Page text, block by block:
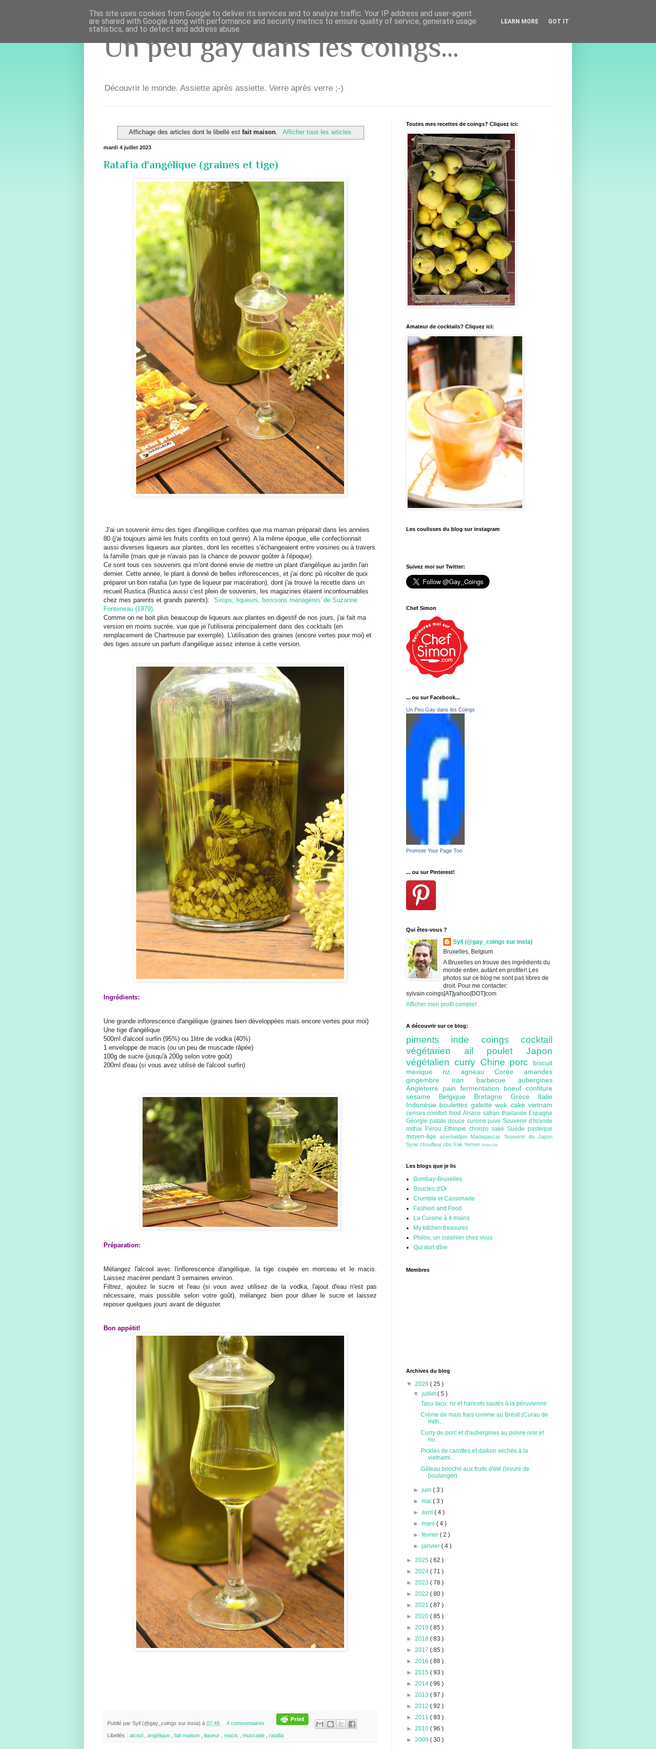
Un peu gay dans les coings...
Découvrir le monde. Assiette après assiette. Verre après verre ;-)
Affichage des articles dont le libellé estfait maison. Afficher tous les articles
mardi 4 juillet 2023
Ratafia d'angélique (graines et tige)
J'ai un souvenir ému des tiges d'angélique confites que ma maman préparait dans les années
80 (j'ai toujours aimé les fruits confits en tout genre). A la même époque, elle confectionnait
aussi diverses liqueurs aux plantes, dont les recettes s'échangeaient entre voisines ou à travers
la famille (mais que je n'avais pas la chance de pouvoir goûter à l'époque).
Ce sont tous ces souvenirs qui m'ont donné envie de mettre un plant d'angélique au jardin l'an
dernier. Cette année, le plant à donné de belles inflorescences, et j'ai donc pû récolter de quoi
préparer un bon ratafia (un type de liqueur par macération), dont j'ai trouvé la recette dans un
recueil Rustica (Rustica aussi c'est plein de souvenirs, les magazines étaient incontournables
chez mes parents et grands parents): 'Sirops, liqueurs, boissons ménagères' de Suzanne
Fonteneau (1979)
Comme on ne boit plus beaucoup de liqueurs aux plantes en digestif de nos jours, j'ai fait ma
version en moins sucrée, vue que je l'utiliserai principalement dans des cocktails (en
remplacement de Chartreuse par exemple). L'utilisation des graines (encore vertes pour moi) et
des tiges assure un parfum d'angélique assez intense à cette version.
Ingrédients:
Une grande inflorescence d'angélique (graines bien développées mais encore vertes pour moi)
Une tige d'angélique
500ml d'alcool surfin (95%) ou 1litre de vodka (40%)
1 enveloppe de macis (ou un peu de muscade râpée)
100g de sucre (jusqu'à 200g selon votre goût)
200ml d'eau (si vous avez utilisé de l'alcool surfin)
Préparation:
Mélangez l'alcool avec l'inflorescence d'angélique, la tige coupée en morceau et le macis.
Laissez macérer pendant 3 semaines environ.
Filtrez, ajoutez le sucre et l'eau (si vous avez utilisez de la vodka, l'ajout d'eau n'est pas
nécessaire, mais possible selon votre goût), mélangez bien pour diluer le sucre et laissez
reposer quelques jours avant de déguster.
Bon appétit!
Publié par Syll (@gay_coings sur insta) à 07:48 4 commentaires
Libellés : alcool angélique fait maison liqueur macis muscade ratafia
Toutes mes recettes de coings? Cliquez ici:
Amateur de cocktails? Cliquez ici:
Les coulisses du blog sur instagram
Suivez moi sur Twitter:
Chef Simon
... ou sur Facebook...
Un Peu Gay dans les Coings
Promote Your Page Too
... ou sur Pinterest!
Qui êtes-vous ?
Syll (@gay_coings sur insta)
Bruxelles, Belgium
A Bruxelles on trouve des ingrédients du
monde entier, autant en profiter! Les
photos sur ce blog ne sont pas libres de
droit. Pour me contacter:
sylvain.coings[AT]yahoo[DOT]com
Afficher mon profil complet
A découvrir sur ce blog:
piments inde coingscocktail
végétarien ail pouletJapon
végétalien curry Chine porc
biscuit
mexique riz agneau Corée amandes
gingembre Iran barbecueaubergines
Angleterre pain fermentation boeuf confiture
sésame Belgique Bretagne Grèce Italie
Indonésie boulettes galettewok cakevietnam
cerisescomfort foodAlsacesafran thailande Espagne
Géorgiepatate douce cuisine juive Souvenir d'Islande
mithai
Pérou Ethiopie chorizo saké Suède pastèque
moyen-âgeazerbaidjan Madagascar Souvenir du Japon
Syrie choufleur ribs Irak Yemen insecte
Les blogs que je lis
Bombay-Bruxelles
Boucles d'Or
Crumble et Cassonade
Fashion and Food
La Cuisine à 4 mains
My kitchen treasures
Philou, un cuisinier chez vous
Qui dort dîne
Membres
Archives du blog
▼ 2026 ( 25 )
▼juillet( 5 )
Tacu-tacu: riz et haricots sautés à la péruvienne
Crème de maïs frais comme au Brésil (Curau de
milh...
Curry de porc et d'aubergines au poivre noir et
no...
Pickles de carottes et daikon séchés à la
vietnami...
Gâteau brioché aux fruits d'été (levure de
boulanger)
►juin( 3 )
►mai( 3 )
►avril( 4 )
►mars( 4 )
►février( 2 )
►janvier( 4 )
► 2025 ( 62 )
► 2024 ( 71 )
► 2023 ( 78 )
► 2022 ( 80 )
► 2021 ( 87 )
► 2020 ( 85 )
► 2019 ( 85 )
► 2018 ( 83 )
► 2017 ( 85 )
► 2016 ( 88 )
► 2015 ( 93 )
► 2014 ( 96 )
► 2013 ( 97 )
► 2012 ( 92 )
► 2011 ( 93 )
► 2010 ( 96 )
► 2009 ( 30 )
This site uses cookies from Google to deliver its services and to analyze traffic. Your IP address and user-agent
are shared with Google along with performance and security metrics to ensure quality of service, generate usage
statistics, and to detect and address abuse.
LEARN MORE GOT IT